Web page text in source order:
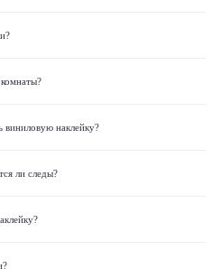
виниловую наклейку?
ли следы?